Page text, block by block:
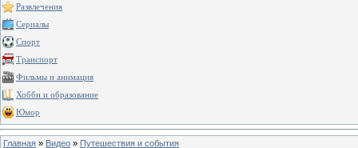
Развлечения
Сериалы
Спорт
Транспорт
Фильмы и анимация
Хобби и образование
Юмор
Главная » Видео » Путешествия и события